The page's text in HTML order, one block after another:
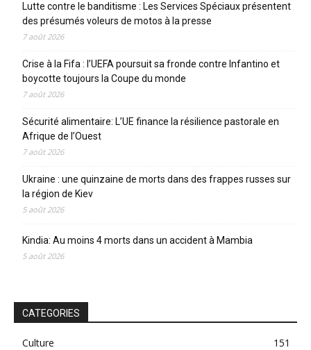
Lutte contre le banditisme : Les Services Spéciaux présentent
des présumés voleurs de motos à la presse
7 août 2026
Crise à la Fifa : l’UEFA poursuit sa fronde contre Infantino et
boycotte toujours la Coupe du monde
7 août 2026
Sécurité alimentaire: L’UE finance la résilience pastorale en
Afrique de l’Ouest
7 août 2026
Ukraine : une quinzaine de morts dans des frappes russes sur
la région de Kiev
5 août 2026
Kindia: Au moins 4 morts dans un accident à Mambia
5 août 2026
CATEGORIES
Culture
151